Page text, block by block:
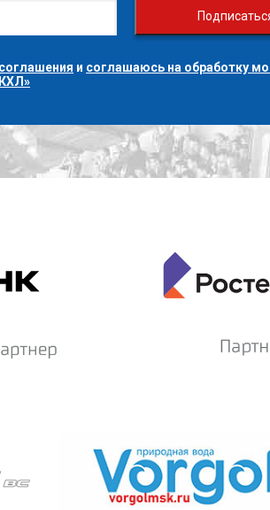
и соглашаюсь на обработку